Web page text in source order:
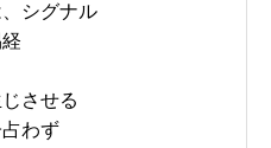
シグナル
させる
わず